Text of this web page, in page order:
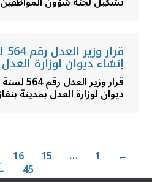
إنشاء ديوان لوزارة
ديوان لوزارة العدل بمدينة
←
1
…
15
16
45